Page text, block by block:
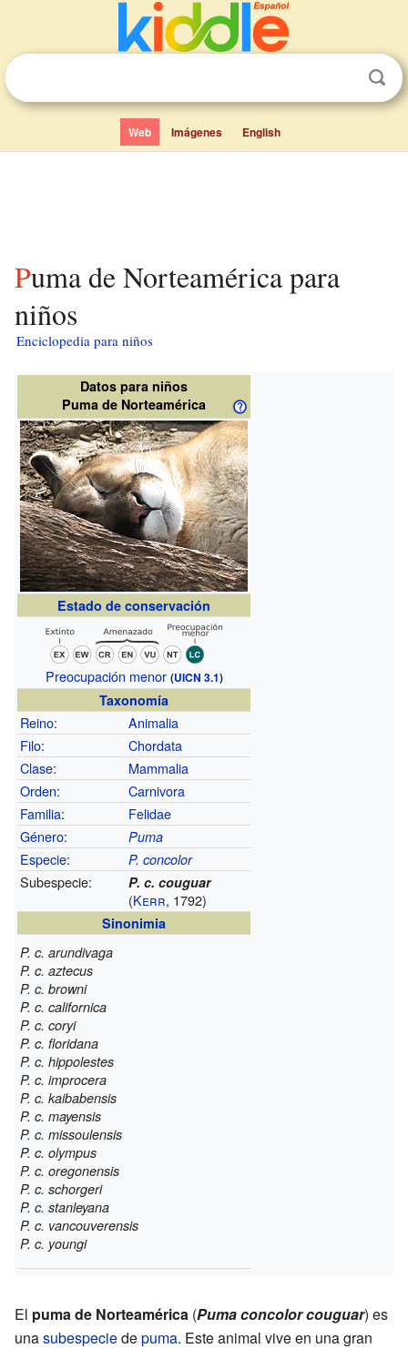
Web Imágenes English
Puma de Norteamérica para
niños
Enciclopedia para niños
Datos para niños
Puma de Norteamérica
Estado de conservación
Preocupación menor (UICN 3.1)
Taxonomía
Reino:
Animalia
Filo:
Chordata
Clase:
Mammalia
Orden:
Carnivora
Familia:
Felidae
Género: Puma
Especie: P. concolor
Subespecie: P. c. couguar
(Kerr, 1792)
Sinonimia
P. c. arundivaga
P. c. aztecus
P. c. browni
P. c. californica
P. c. coryi
P. c. floridana
P. c. hippolestes
P. c. improcera
P. c. kaibabensis
P. c. mayensis
P. c. missoulensis
P. c. olympus
P. c. oregonensis
P. c. schorgeri
P. c. stanleyana
P. c. vancouverensis
P. c. youngi
El puma de Norteamérica (Puma concolor couguar) es
unasubespeciedepuma. Este animal vive en una gran